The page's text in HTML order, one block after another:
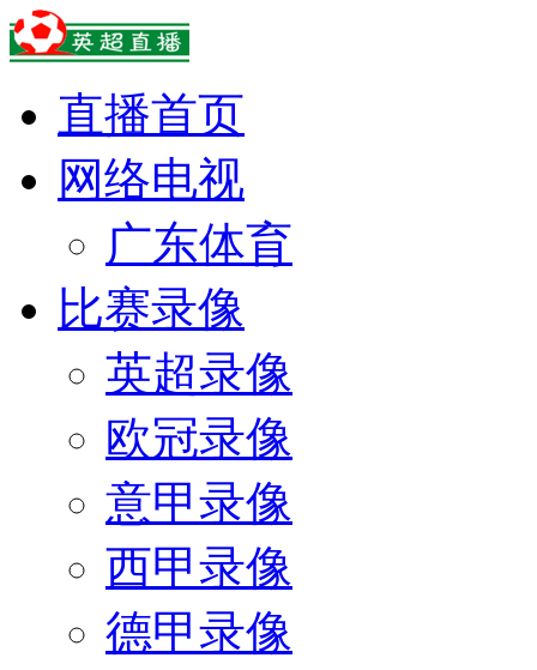
直播首页
网络电视
广东体育
比赛录像
英超录像
欧冠录像
意甲录像
西甲录像
德甲录像